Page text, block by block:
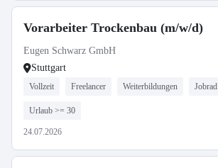
Vorarbeiter Trockenbau (m/w/d)
Eugen Schwarz GmbH
Stuttgart
Vollzeit Freelancer Weiterbildungen Jobrad
Urlaub >= 30
24.07.2026